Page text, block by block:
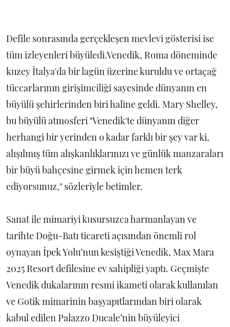
Defile sonrasında gerçekleşen mevlevi gösterisi ise
tüm izleyenleri büyüledi.Venedik, Roma döneminde
kuzey İtalya'da bir lagün üzerine kuruldu ve ortaçağ
tüccarlarının girişimciliği sayesinde dünyanın en
büyülü şehirlerinden biri haline geldi. Mary Shelley,
bu büyülü atmosferi "Venedik'te dünyanın diğer
herhangi bir yerinden o kadar farklı bir şey var ki,
alışılmış tüm alışkanlıklarınızı ve günlük manzaraları
bir büyü bahçesine girmek için hemen terk
ediyorsunuz," sözleriyle betimler.
Sanat ile mimariyi kusursuzca harmanlayan ve
tarihte Doğu-Batı ticareti açısından önemli rol
oynayan İpek Yolu’nun kesiştiği Venedik, Max Mara
2025 Resort defilesine ev sahipliği yaptı. Geçmişte
Venedik dukalarının resmi ikameti olarak kullanılan
ve Gotik mimarinin başyapıtlarından biri olarak
kabul edilen Palazzo Ducale’nin büyüleyici